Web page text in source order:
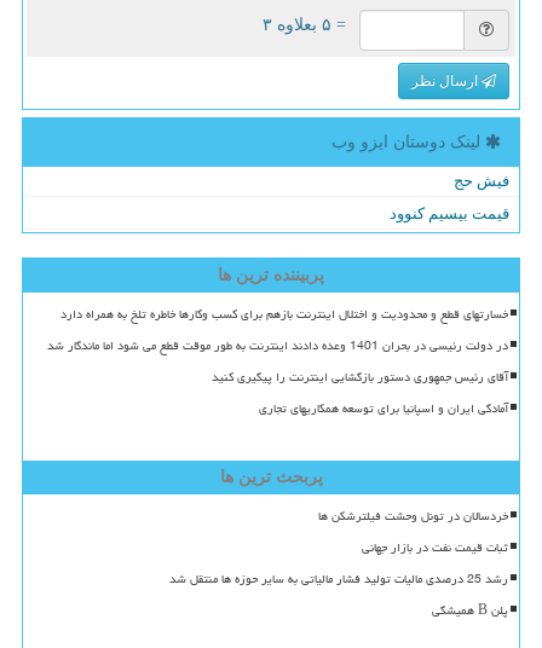
= ۵ بعلاوه ۳
ارسال نظر
لینک دوستان ایزو وب
فیش حج
قیمت بیسیم کنوود
پربیننده ترین ها
خسارتهای قطع و محدودیت و اختلال اینترنت بازهم برای کسب وکارها خاطره تلخ به همراه دارد
در دولت رئیسی در بحران 1401 وعده دادند اینترنت به طور موقت قطع می شود اما ماندگار شد
آقای رئیس جمهوری دستور بازگشایی اینترنت را پیگیری کنید
آمادگی ایران و اسپانیا برای توسعه همکاریهای تجاری
پربحث ترین ها
خردسالان در تونل وحشت فیلترشکن ها
ثبات قیمت نفت در بازار جهانی
رشد 25 درصدی مالیات تولید فشار مالیاتی به سایر حوزه ها منتقل شد
پلن B همیشگی